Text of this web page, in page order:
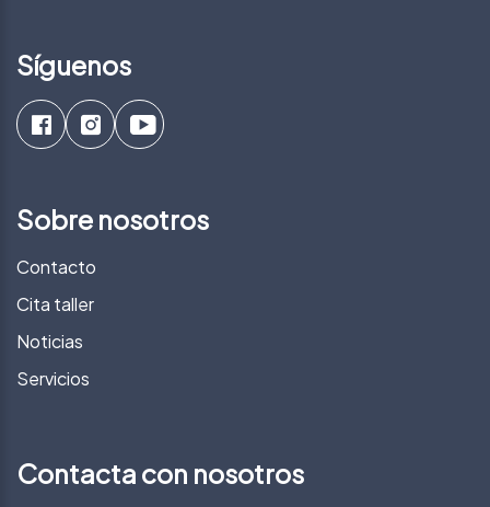
Síguenos
Sobre nosotros
Contacto
Cita taller
Noticias
Servicios
Contacta con nosotros